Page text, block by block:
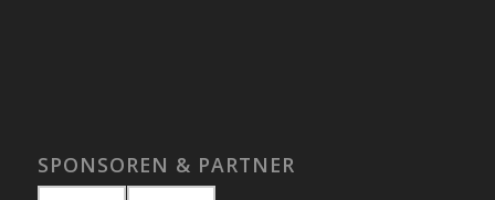
SPONSOREN & PARTNER